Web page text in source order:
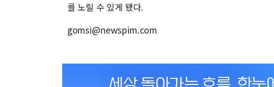
를 노릴 수 있게 됐다.
gomsi@newspim.com